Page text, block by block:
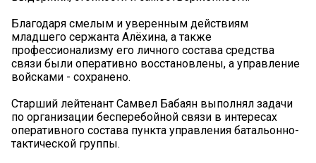
Благодаря смелым и уверенным действиям
младшего сержанта Алёхина, а также
профессионализму его личного состава средства
связи были оперативно восстановлены, а управление
войсками - сохранено.
Старший лейтенант Самвел Бабаян выполнял задачи
по организации бесперебойной связи в интересах
оперативного состава пункта управления батальонно-
тактической группы.